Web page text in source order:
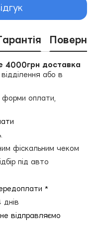
4000грн доставка
або в
оплати,
фіскальним чеком
під авто
*
днів
відправляємо